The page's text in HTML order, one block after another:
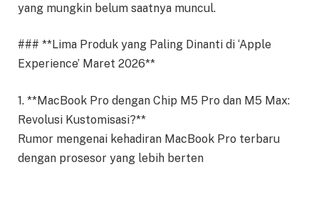
yang mungkin belum saatnya muncul.
### **Lima Produk yang Paling Dinanti di ‘Apple
Experience’ Maret 2026**
1. **MacBook Pro dengan Chip M5 Pro dan M5 Max:
Revolusi Kustomisasi?**
Rumor mengenai kehadiran MacBook Pro terbaru
dengan prosesor yang lebih berten